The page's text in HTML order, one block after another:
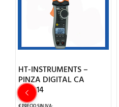
HT-INSTRUMENTS –
PINZA DIGITAL CA
HT9014